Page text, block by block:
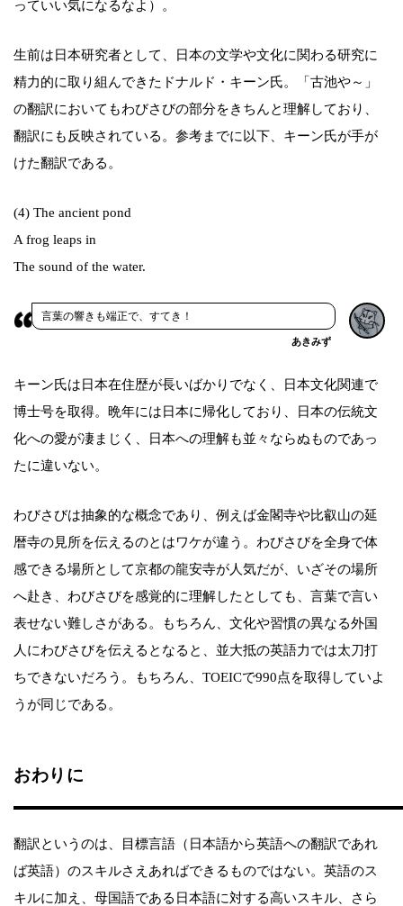
っていい気になるなよ）。
生前は日本研究者として、日本の文学や文化に関わる研究に
精力的に取り組んできたドナルド・キーン氏。「古池や～」
の翻訳においてもわびさびの部分をきちんと理解しており、
翻訳にも反映されている。参考までに以下、キーン氏が手が
けた翻訳である。
(4) The ancient pond
A frog leaps in
The sound of the water.
言葉の響きも端正で、すてき！
あきみず
キーン氏は日本在住歴が長いばかりでなく、日本文化関連で
博士号を取得。晩年には日本に帰化しており、日本の伝統文
化への愛が凄まじく、日本への理解も並々ならぬものであっ
たに違いない。
わびさびは抽象的な概念であり、例えば金閣寺や比叡山の延
暦寺の見所を伝えるのとはワケが違う。わびさびを全身で体
感できる場所として京都の龍安寺が人気だが、いざその場所
へ赴き、わびさびを感覚的に理解したとしても、言葉で言い
表せない難しさがある。もちろん、文化や習慣の異なる外国
人にわびさびを伝えるとなると、並大抵の英語力では太刀打
ちできないだろう。もちろん、TOEICで990点を取得していよ
うが同じである。
おわりに
翻訳というのは、目標言語（日本語から英語への翻訳であれ
ば英語）のスキルさえあればできるものではない。英語のス
キルに加え、母国語である日本語に対する高いスキル、さら